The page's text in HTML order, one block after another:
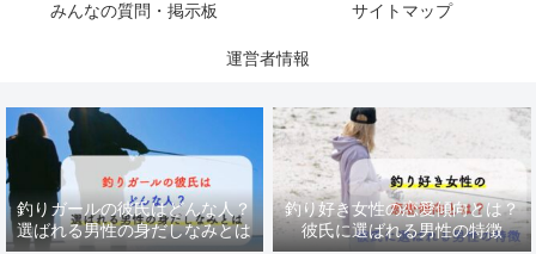
みんなの質問・掲示板 サイトマップ
運営者情報
釣りガールの彼氏はどんな人？
選ばれる男性の身だしなみとは
釣り好き女性の恋愛傾向とは？
彼氏に選ばれる男性の特徴